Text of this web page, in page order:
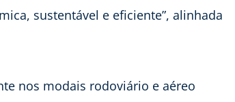
sustentável e eficiente”, alinhada
nos modais rodoviário e aéreo